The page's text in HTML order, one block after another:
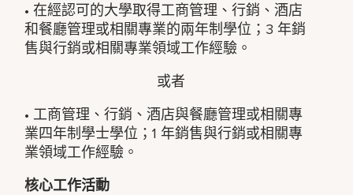
• 在經認可的大學取得工商管理、行銷、酒店
和餐廳管理或相關專業的兩年制學位；3 年銷
售與行銷或相關專業領域工作經驗。
或者
• 工商管理、行銷、酒店與餐廳管理或相關專
業四年制學士學位；1 年銷售與行銷或相關專
業領域工作經驗。
核心工作活動